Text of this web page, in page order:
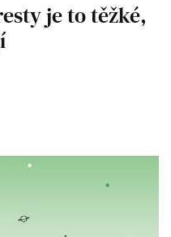
je to těžké,